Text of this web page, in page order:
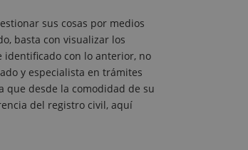
sus cosas por medios
basta con visualizar los
identificado con lo anterior, no
y especialista en trámites
que desde la comodidad de su
del registro civil, aquí